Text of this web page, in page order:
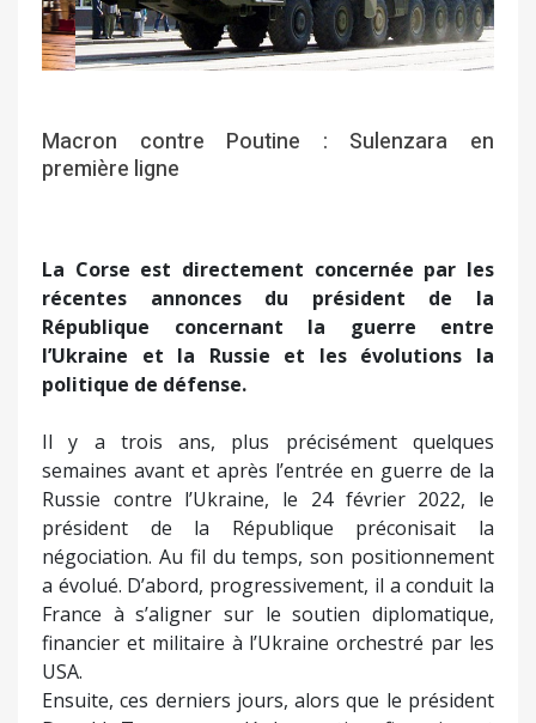
Macron contre Poutine : Sulenzara en
première ligne
La Corse est directement concernée par les
récentes annonces du président de la
République concernant la guerre entre
l’Ukraine et la Russie et les évolutions la
politique de défense.
Il y a trois ans, plus précisément quelques
semaines avant et après l’entrée en guerre de la
Russie contre l’Ukraine, le 24 février 2022, le
président de la République préconisait la
négociation. Au fil du temps, son positionnement
a évolué. D’abord, progressivement, il a conduit la
France à s’aligner sur le soutien diplomatique,
financier et militaire à l’Ukraine orchestré par les
USA.
Ensuite, ces derniers jours, alors que le président